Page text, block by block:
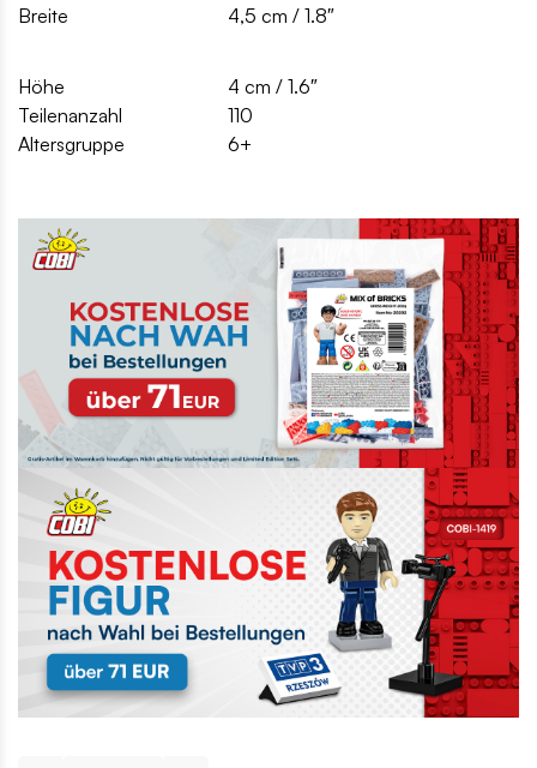
Breite
4,5 cm / 1.8″
Höhe
4 cm / 1.6″
Teilenanzahl
110
Altersgruppe
6+